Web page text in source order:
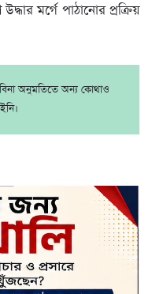
মর্গে পাঠানোর প্রক্রিয়
অনুমতিতে অন্য কোথাও